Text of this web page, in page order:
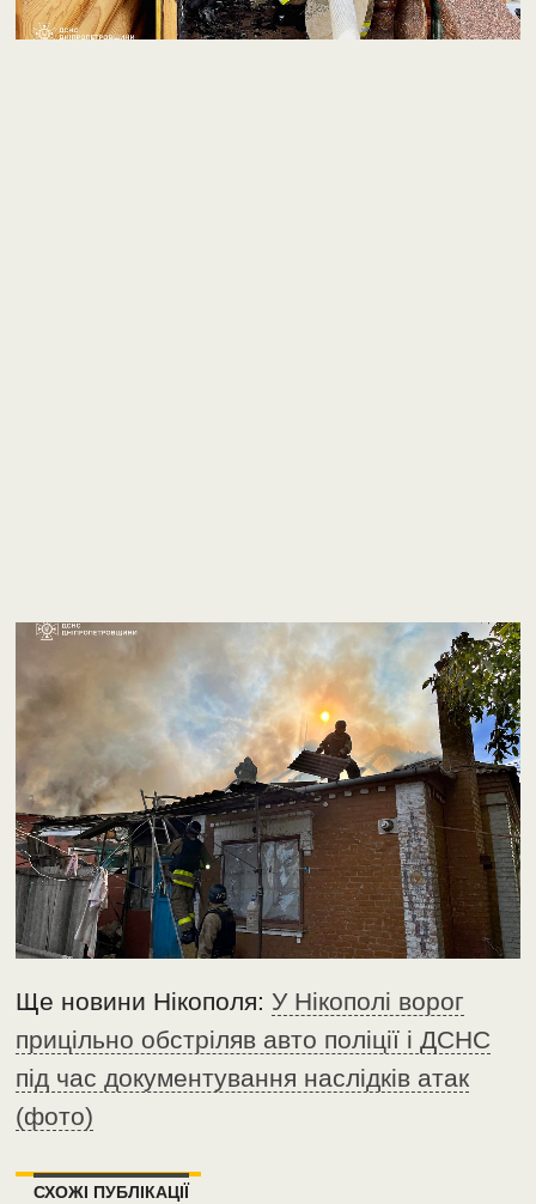
Ще новини Нікополя:У Нікополі ворог
прицільно обстріляв авто поліції і ДСНС
під час документування наслідків атак
(фото)
СХОЖІ ПУБЛІКАЦІЇ